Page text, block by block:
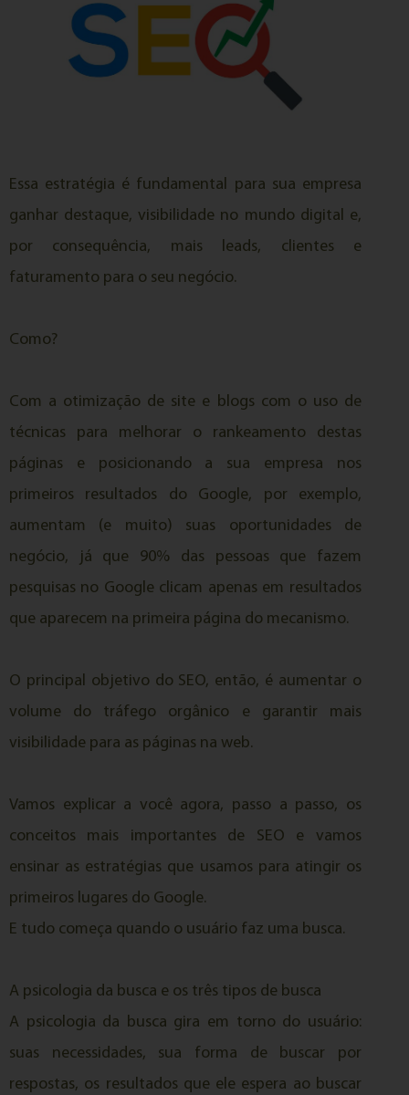
Essa estratégia é fundamental para sua empresa
ganhar destaque, visibilidade no mundo digital e,
por consequência, mais leads, clientes e
faturamento para o seu negócio.
Como?
Com a otimização de site e blogs com o uso de
técnicas para melhorar o rankeamento destas
páginas e posicionando a sua empresa nos
primeiros resultados do Google, por exemplo,
aumentam (e muito) suas oportunidades de
negócio, já que 90% das pessoas que fazem
pesquisas no Google clicam apenas em resultados
que aparecem na primeira página do mecanismo.
O principal objetivo do SEO, então, é aumentar o
volume do tráfego orgânico e garantir mais
visibilidade para as páginas na web.
Vamos explicar a você agora, passo a passo, os
conceitos mais importantes de SEO e vamos
ensinar as estratégias que usamos para atingir os
primeiros lugares do Google.
E tudo começa quando o usuário faz uma busca.
A psicologia da busca e os três tipos de busca
A psicologia da busca gira em torno do usuário:
suas necessidades, sua forma de buscar por
respostas, os resultados que ele espera ao buscar